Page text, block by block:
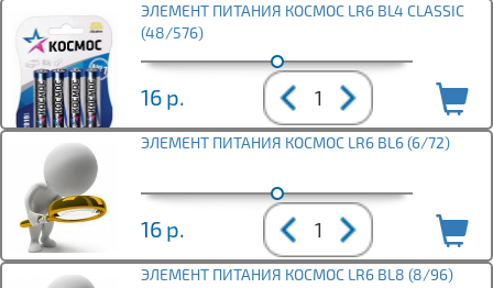
ЭЛЕМЕНТ ПИТАНИЯ КОСМОС LR6 BL4 CLASSIC
(48/576)
16 р.
ЭЛЕМЕНТ ПИТАНИЯ КОСМОС LR6 BL6 (6/72)
16 р.
ЭЛЕМЕНТ ПИТАНИЯ КОСМОС LR6 BL8 (8/96)